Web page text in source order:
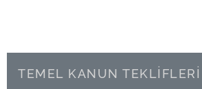
TEMEL KANUN TEKLİFLERİ